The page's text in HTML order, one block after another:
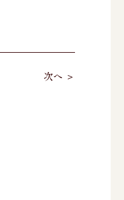
次へ ＞